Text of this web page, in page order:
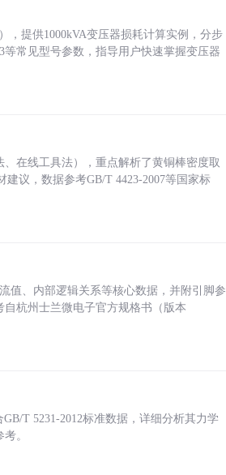
，提供1000kVA变压器损耗计算实例，分步
常见型号参数，指导用户快速掌握变压器
在线工具法），重点解析了黄铜棒密度取
议，数据参考GB/T 4423-2007等国家标
值、内部逻辑关系等核心数据，并附引脚参
杭州士兰微电子官方规格书（版本
T 5231-2012标准数据，详细分析其力学
。